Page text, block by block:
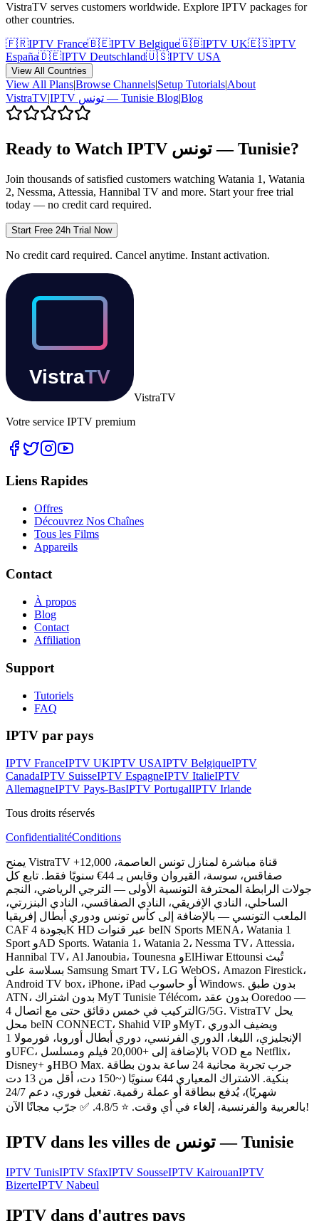
VistraTV serves customers worldwide. Explore IPTV packages for
other countries.
🇫🇷IPTV France🇧🇪IPTV Belgique🇬🇧IPTV UK🇪🇸IPTV
España🇩🇪IPTV Deutschland🇺🇸IPTV USA
View All Countries
View All Plans|Browse Channels|Setup Tutorials|About
VistraTV|IPTV تونس — Tunisie Blog|Blog
Ready to Watch IPTV تونس — Tunisie?
Join thousands of satisfied customers watching Watania 1, Watania
2, Nessma, Attessia, Hannibal TV and more. Start your free trial
today — no credit card required.
Start Free 24h Trial Now
No credit card required. Cancel anytime. Instant activation.
VistraTV
Votre service IPTV premium
Liens Rapides
Offres
Découvrez Nos Chaînes
Tous les Films
Appareils
Contact
À propos
Blog
Contact
Affiliation
Support
Tutoriels
FAQ
IPTV par pays
IPTV FranceIPTV UKIPTV USAIPTV BelgiqueIPTV
CanadaIPTV SuisseIPTV EspagneIPTV ItalieIPTV
AllemagneIPTV Pays-BasIPTV PortugalIPTV Irlande
Tous droits réservés
ConfidentialitéConditions
يمنح VistraTV +12,000 قناة مباشرة لمنازل تونس العاصمة،
صفاقس، سوسة، القيروان وقابس بـ 44€ سنويًا فقط. تابع كل
جولات الرابطة المحترفة التونسية الأولى — الترجي الرياضي، النجم
الساحلي، النادي الإفريقي، النادي الصفاقسي، النادي البنزرتي،
الملعب التونسي — بالإضافة إلى كأس تونس ودوري أبطال إفريقيا
CAF بجودة 4K HD عبر قنوات beIN Sports MENA، Watania 1
Sport وAD Sports. Watania 1، Watania 2، Nessma TV، Attessia،
Hannibal TV، Al Janoubia، Tounesna وElHiwar Ettounsi تُبث
بسلاسة على Samsung Smart TV، LG WebOS، Amazon Firestick،
Android TV box، iPhone، iPad أو حاسوب Windows. بدون طبق
ATN، بدون اشتراك MyT Tunisie Télécom، بدون عقد Ooredoo —
التركيب في خمس دقائق حتى مع اتصال 4G/5G. VistraTV يحل
محل beIN CONNECT، Shahid VIP وMyT، ويضيف الدوري
الإنجليزي، الليغا، الدوري الفرنسي، دوري أبطال أوروبا، فورمولا 1
وUFC، بالإضافة إلى +20,000 فيلم ومسلسل VOD مع Netflix،
Disney+ وHBO Max. جرب تجربة مجانية 24 ساعة بدون بطاقة
بنكية. الاشتراك المعياري 44€ سنويًا (~150 دت، أقل من 13 دت
شهريًا)، يُدفع ببطاقة أو عملة رقمية. تفعيل فوري، دعم 24/7
بالعربية والفرنسية، إلغاء في أي وقت. ⭐ 4.8/5. ✅ جرّب مجانًا الآن!
IPTV dans les villes de تونس — Tunisie
IPTV TunisIPTV SfaxIPTV SousseIPTV KairouanIPTV
BizerteIPTV Nabeul
IPTV dans d'autres pays